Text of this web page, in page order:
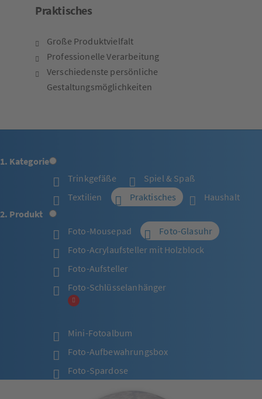
Praktisches
Große Produktvielfalt
Professionelle Verarbeitung
Verschiedenste persönliche
Gestaltungsmöglichkeiten
1. Kategorie
Trinkgefäße
Spiel & Spaß
Textilien
Praktisches
Haushalt
2. Produkt
Foto-Mousepad
Foto-Glasuhr
Foto-Acrylaufsteller mit Holzblock
Foto-Aufsteller
Foto-Schlüsselanhänger
Mini-Fotoalbum
Foto-Aufbewahrungsbox
Foto-Spardose